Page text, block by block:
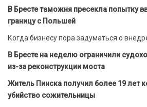
В Бресте таможня пресекла попытку
границу с Польшей
Когда бизнесу пора задуматься о
В Бресте на неделю ограничили
из-за реконструкции моста
Житель Пинска получил более 19 лет
убийство сожительницы